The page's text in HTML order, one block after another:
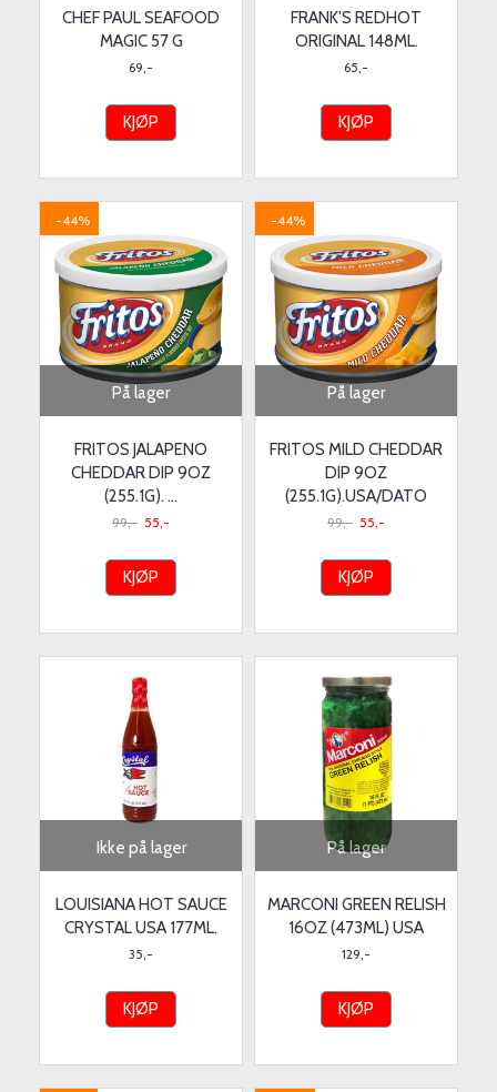
CHEF PAUL SEAFOOD
MAGIC 57 G
69,-
KJØP
FRANK'S REDHOT
ORIGINAL 148ML.
65,-
KJØP
På lager
-44%
FRITOS JALAPENO
CHEDDAR DIP 9OZ
(255.1G). ...
99,- 55,-
KJØP
På lager
-44%
FRITOS MILD CHEDDAR
DIP 9OZ
(255.1G).USA/DATO
99,- 55,-
KJØP
Ikke på lager
LOUISIANA HOT SAUCE
CRYSTAL USA 177ML.
35,-
KJØP
På lager
MARCONI GREEN RELISH
16OZ (473ML) USA
129,-
KJØP